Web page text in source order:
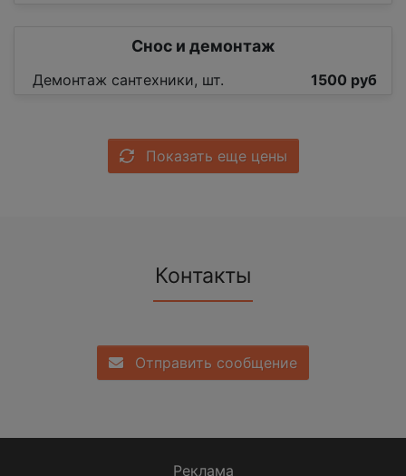
Снос и демонтаж
Демонтаж сантехники, шт. 1500 руб
Показать еще цены
Контакты
Отправить сообщение
Реклама